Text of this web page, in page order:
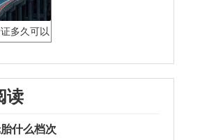
多久可以
读
什么档次